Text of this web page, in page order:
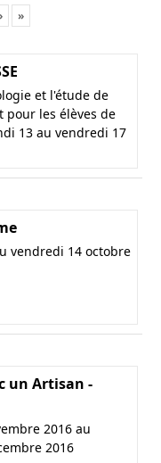
› »
et l'étude de
pour les élèves de
13 au vendredi 17
vendredi 14 octobre
un Artisan -
2016 au
2016